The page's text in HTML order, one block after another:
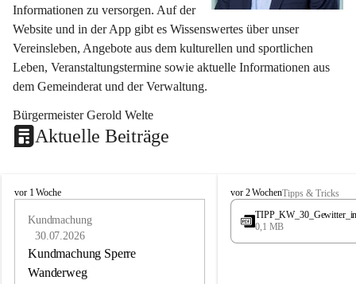
Informationen zu versorgen. Auf der
Website und in der App gibt es Wissenswertes über unser
Vereinsleben, Angebote aus dem kulturellen und sportlichen
Leben, Veranstaltungstermine sowie aktuelle Informationen aus
dem Gemeinderat und der Verwaltung.
Bürgermeister Gerold Welte
Aktuelle Beiträge
L
vor 1 Woche
Kundmachung
30.07.2026
Kundmachung Sperre
Wanderweg
L
a
e
vor 2 WochenTipps & Tricks
0,1 MB